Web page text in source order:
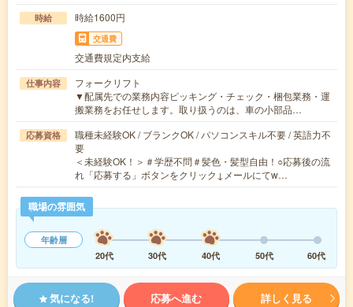
時給 時給1600円
交通費
交通費規定内支給
仕事内容
フォークリフト
▼配属先での業務内容ピッキング・チェック・梱包業務・運
搬業務をお任せします。取り扱うのは、車の小部品…
応募資格
職種未経験OK / ブランクOK / パソコンスキル不要 / 英語力不
要
＜未経験OK！＞＃学歴不問＃髪色・髪型自由！○応募後の流
れ「応募する」ボタンをクリック↓メールにてw…
職場の雰囲気
年齢層
20代
30代 40代 50代 60代
気になる! 応募へ進む 詳しく見る